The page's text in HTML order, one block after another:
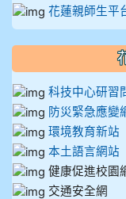
花蓮親師生平
科技中心研習
防災緊急應變
環境教育新站
本土語言網站
健康促進校園
交通安全網